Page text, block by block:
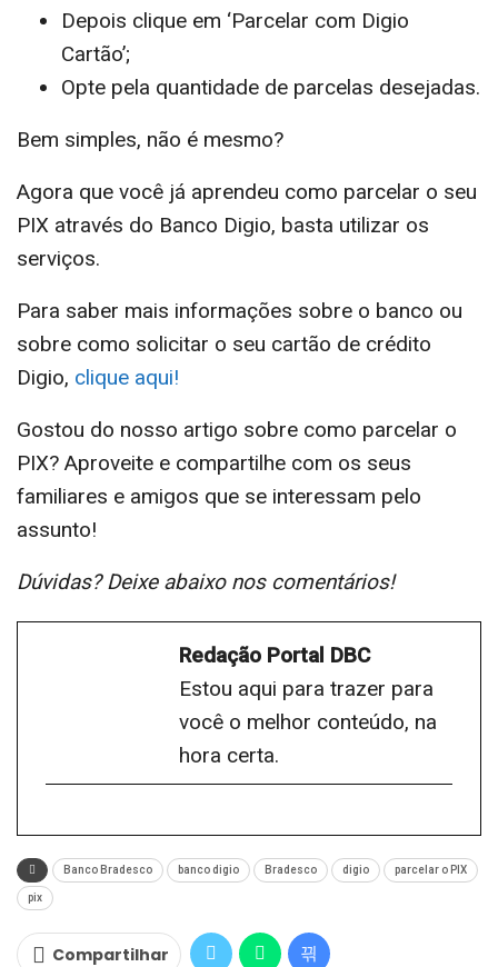
Depois clique em ‘Parcelar com Digio
Cartão’;
Opte pela quantidade de parcelas desejadas.
Bem simples, não é mesmo?
Agora que você já aprendeu como parcelar o seu
PIX através do Banco Digio, basta utilizar os
serviços.
Para saber mais informações sobre o banco ou
sobre como solicitar o seu cartão de crédito
Digio, clique aqui!
Gostou do nosso artigo sobre como parcelar o
PIX? Aproveite e compartilhe com os seus
familiares e amigos que se interessam pelo
assunto!
Dúvidas? Deixe abaixo nos comentários!
Redação Portal DBC
Estou aqui para trazer para
você o melhor conteúdo, na
hora certa.
Banco Bradesco banco digio Bradesco digio parcelar o PIX
pix
Compartilhar